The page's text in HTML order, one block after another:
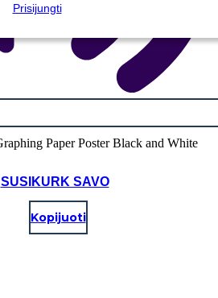
Prisijungti
SUSIKURK SAVO
Kopijuoti